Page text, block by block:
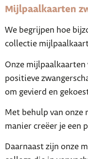
Mijlpaalkaarten
We begrijpen hoe
collectie
Onze
positieve
om gevierd en
Met behulp van onze
manier creëer je een
Daarnaast zijn onze